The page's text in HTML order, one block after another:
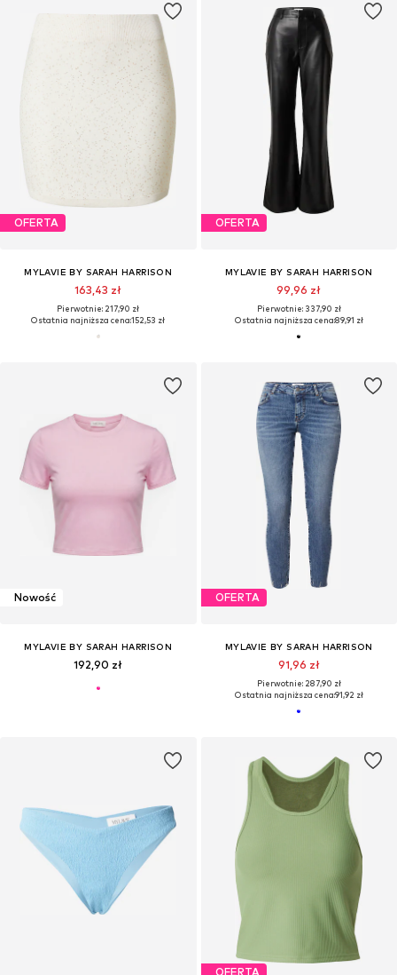
OFERTA
MYLAVIE BY SARAH HARRISON
163,43 zł
Pierwotnie: 217,90 zł
Ostatnia najniższa cena:152,53 zł
OFERTA
MYLAVIE BY SARAH HARRISON
99,96 zł
Pierwotnie: 337,90 zł
Ostatnia najniższa cena:89,91 zł
Nowość
MYLAVIE BY SARAH HARRISON
192,90 zł
OFERTA
MYLAVIE BY SARAH HARRISON
91,96 zł
Pierwotnie: 287,90 zł
Ostatnia najniższa cena:91,92 zł
OFERTA